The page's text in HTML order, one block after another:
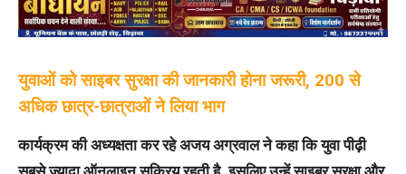
युवाओं को साइबर सुरक्षा की जानकारी होना जरूरी, 200 से
अधिक छात्र-छात्राओं ने लिया भाग
कार्यक्रम की अध्यक्षता कर रहे अजय अग्रवाल ने कहा कि युवा पीढ़ी